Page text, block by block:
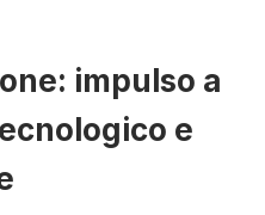
impulso a
e